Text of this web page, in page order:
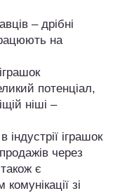
– дрібні
на
потенціал,
ніші –
індустрії іграшок
через
є
зі